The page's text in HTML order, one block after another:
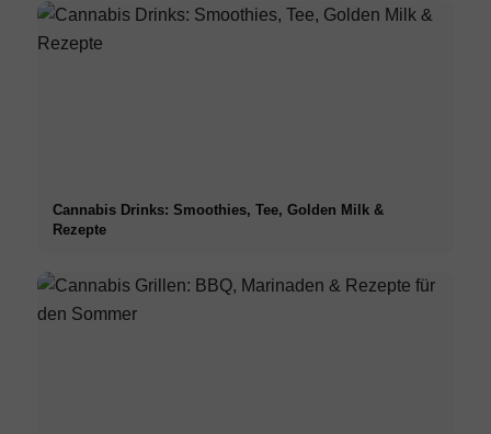
Cannabis Drinks: Smoothies, Tee, Golden Milk &
Rezepte